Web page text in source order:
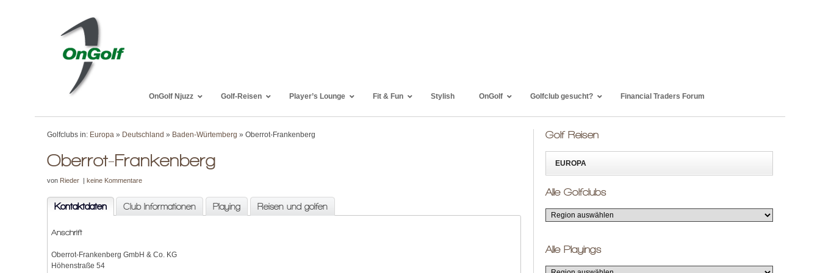
OnGolf Njuzz Golf-Reisen Player’s Lounge Fit & Fun Stylish OnGolf Golfclub gesucht? Financial Traders Forum
Golfclubs in: Europa» Deutschland » Baden-Würtemberg » Oberrot-Frankenberg
Oberrot-Frankenberg
von Rieder| keine Kommentare
Kontaktdaten Club Informationen Playing Reisen und golfen
Anschrift
Oberrot-Frankenberg GmbH & Co. KG
Höhenstraße 54
Golf Reisen
EUROPA
Alle Golfclubs
Alle Playings